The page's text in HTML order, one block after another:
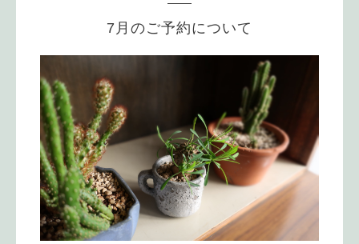
7月のご予約について